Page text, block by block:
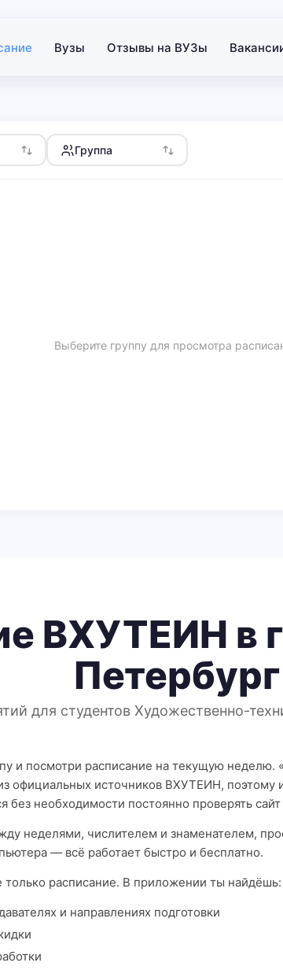
Вузы Отзывы на ВУЗы
Группа
Выберите группу для просмотра
ВХУТЕИН в
Петербург
для студентов Художественно-
и посмотри расписание на текущую неделю.
официальных источников ВХУТЕИН, поэтому
без необходимости постоянно проверять сайт
неделями, числителем и знаменателем,
— всё работает быстро и бесплатно.
только расписание. В приложении ты найдёшь:
и направлениях подготовки